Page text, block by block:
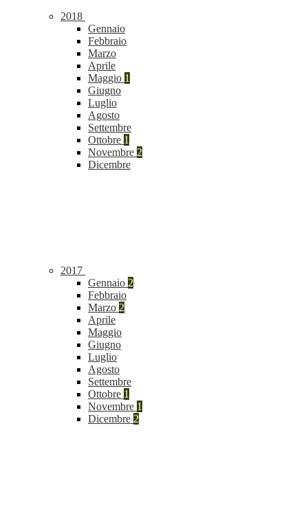
2018
Gennaio
Febbraio
Marzo
Aprile
Maggio 1
Giugno
Luglio
Agosto
Settembre
Ottobre 1
Novembre 2
Dicembre
2017
Gennaio 2
Febbraio
Marzo 2
Aprile
Maggio
Giugno
Luglio
Agosto
Settembre
Ottobre 1
Novembre 1
Dicembre 2